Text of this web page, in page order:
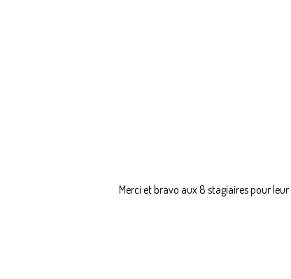
Merci et bravo aux 8 stagiaires pour